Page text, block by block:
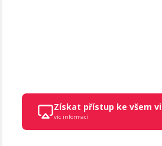
Získat přístup ke všem
víc informací